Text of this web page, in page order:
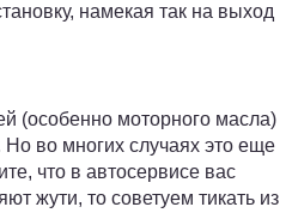
намекая так на выход
(особенно моторного масла)
Но во многих случаях это еще
что в автосервисе вас
жути, то советуем тикать из